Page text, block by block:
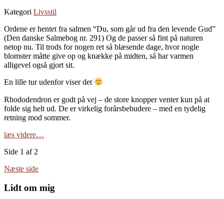
Kategori Livsstil
Ordene er hentet fra salmen “Du, som går ud fra den levende Gud”
(Den danske Salmebog nr. 291) Og de passer så fint på naturen
netop nu. Til trods for nogen ret så blæsende dage, hvor nogle
blomster måtte give op og knække på midten, så har varmen
alligevel også gjort sit.
En lille tur udenfor viser det
Rhododendron er godt på vej – de store knopper venter kun på at
folde sig helt ud. De er virkelig forårsbebudere – med en tydelig
retning mod sommer.
læs videre…
Side 1 af 2
Næste side
Lidt om mig